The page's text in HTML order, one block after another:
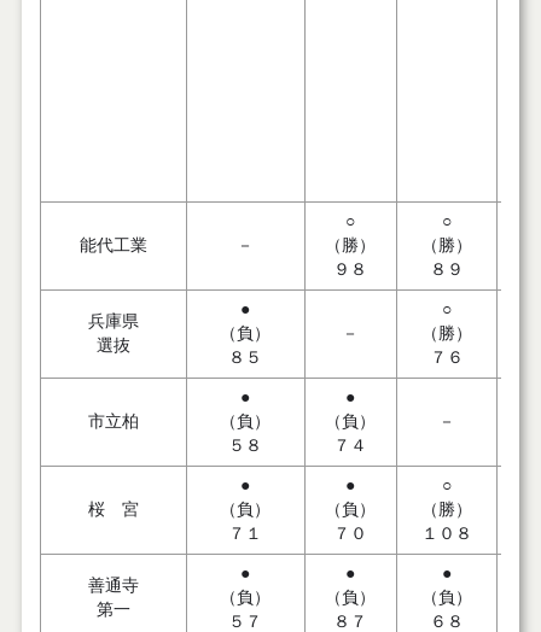
能代工業 －
○
（勝）
９８
○
（勝）
８９
兵庫県
選抜
●
（負）
８５
－
○
（勝）
７６
市立柏
●
（負）
５８
●
（負）
７４
－
桜 宮
●
（負）
７１
●
（負）
７０
○
（勝）
１０８
善通寺
第一
●
（負）
５７
●
（負）
８７
●
（負）
６８